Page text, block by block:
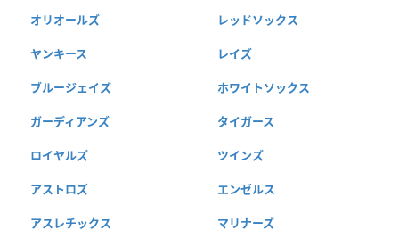
オリオールズ レッドソックス
ヤンキース レイズ
ブルージェイズ ホワイトソックス
ガーディアンズ タイガース
ロイヤルズ ツインズ
アストロズ エンゼルス
アスレチックス マリナーズ